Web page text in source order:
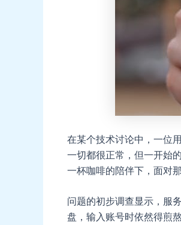
在某个技术讨论中，一位
一切都很正常，但一开始
一杯咖啡的陪伴下，面对
问题的初步调查显示，服
盘，输入账号时依然得煎